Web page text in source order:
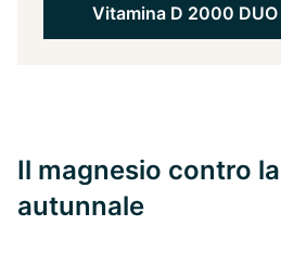
Vitamina D 2000 DUO
Il magnesio contro
autunnale